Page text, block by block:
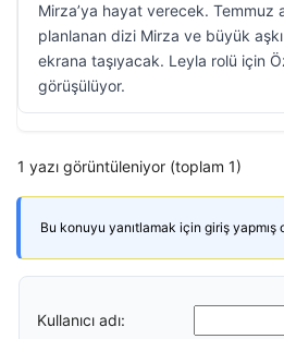
Mirza’ya hayat verecek. Temmuz
planlanan dizi Mirza ve büyük aşkı
ekrana taşıyacak. Leyla rolü için
görüşülüyor.
1 yazı görüntüleniyor (toplam 1)
Bu konuyu yanıtlamak için giriş yapmış
Kullanıcı adı: